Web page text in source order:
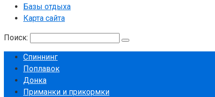
Базы отдыха
Карта сайта
Поиск:
Спиннинг
Поплавок
Донка
Приманки и прикормки